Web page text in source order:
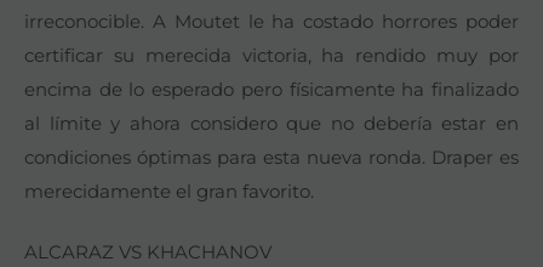
irreconocible. A Moutet le ha costado horrores poder
certificar su merecida victoria, ha rendido muy por
encima de lo esperado pero físicamente ha finalizado
al límite y ahora considero que no debería estar en
condiciones óptimas para esta nueva ronda. Draper es
merecidamente el gran favorito.
ALCARAZ VS KHACHANOV